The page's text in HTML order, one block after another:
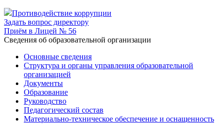
Противодействие коррупции
Задать вопрос директору
Приём в Лицей № 56
Cведения об образовательной организации
Основные сведения
Структура и органы управления образовательной
организацией
Документы
Образование
Руководство
Педагогический состав
Материально-техническое обеспечение и оснащенность